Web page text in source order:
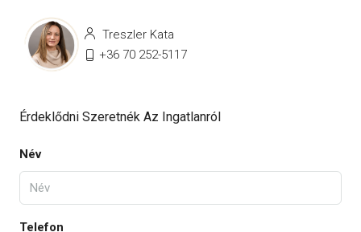
Treszler Kata
+36 70 252-5117
Érdeklődni Szeretnék Az Ingatlanról
Név
Telefon